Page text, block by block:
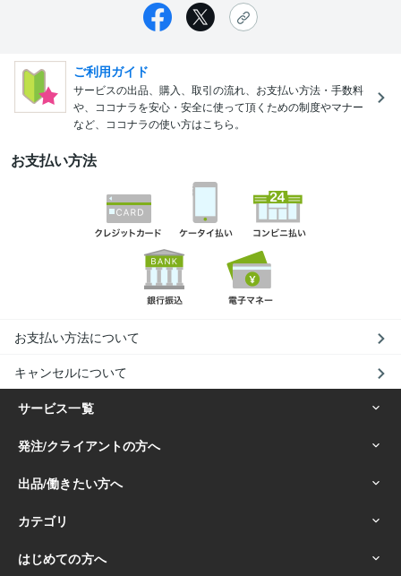
ご利用ガイド
サービスの出品、購入、取引の流れ、お支払い方法・手数料
や、ココナラを安心・安全に使って頂くための制度やマナー
など、ココナラの使い方はこちら。
お支払い方法
お支払い方法について
キャンセルについて